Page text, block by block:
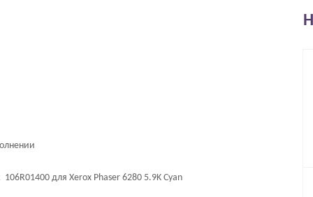
для Xerox Phaser 6280 5.9K Cyan